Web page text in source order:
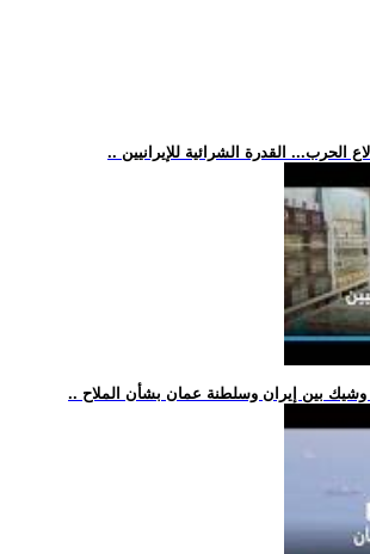
الحرب... القدرة الشرائية للإيرانيين
وشيك بين إيران وسلطنة عمان بشأن الملاح